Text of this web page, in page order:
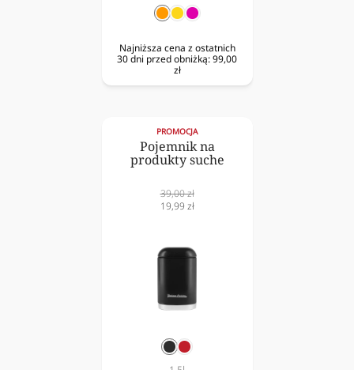
pomarańczowy
żółtyfuksja
Najniższa cena z ostatnich
30 dni przed obniżką:99,00
zł
PROMOCJA
Pojemnik na
produkty suche
Cena
normalna
39,00 zł
Cena
19,99 zł
czarnyczerwony